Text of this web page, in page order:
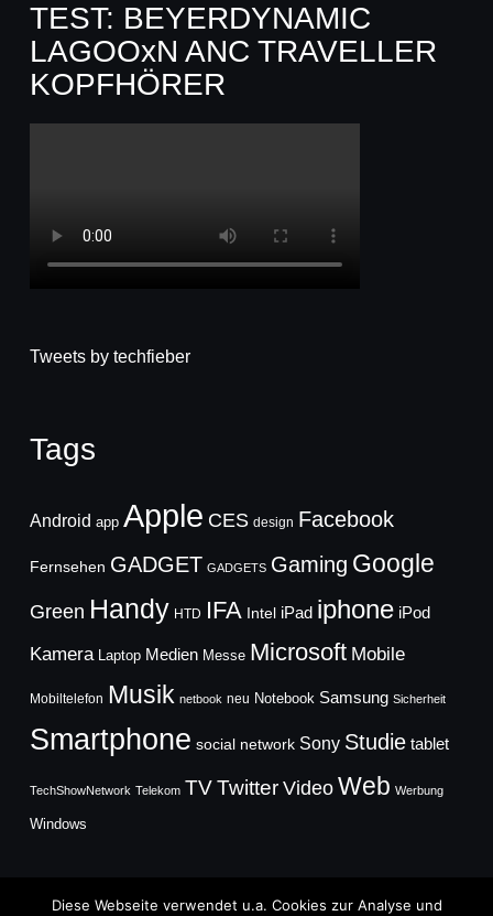
TEST: BEYERDYNAMIC
LAGOOxN ANC TRAVELLER
KOPFHÖRER
Tweets by techfieber
Tags
Android app Apple CES design Facebook
Fernsehen GADGET GADGETS Gaming Google
Green Handy HTD IFA Intel iPad iphone iPod
Kamera Laptop Medien Messe Microsoft Mobile
Mobiltelefon Musik netbook neu Notebook Samsung Sicherheit
Smartphone social network Sony Studie tablet
TechShowNetwork Telekom TVTwitter Video Web Werbung
Windows
Diese Webseite verwendet u.a. Cookies zur Analyse und